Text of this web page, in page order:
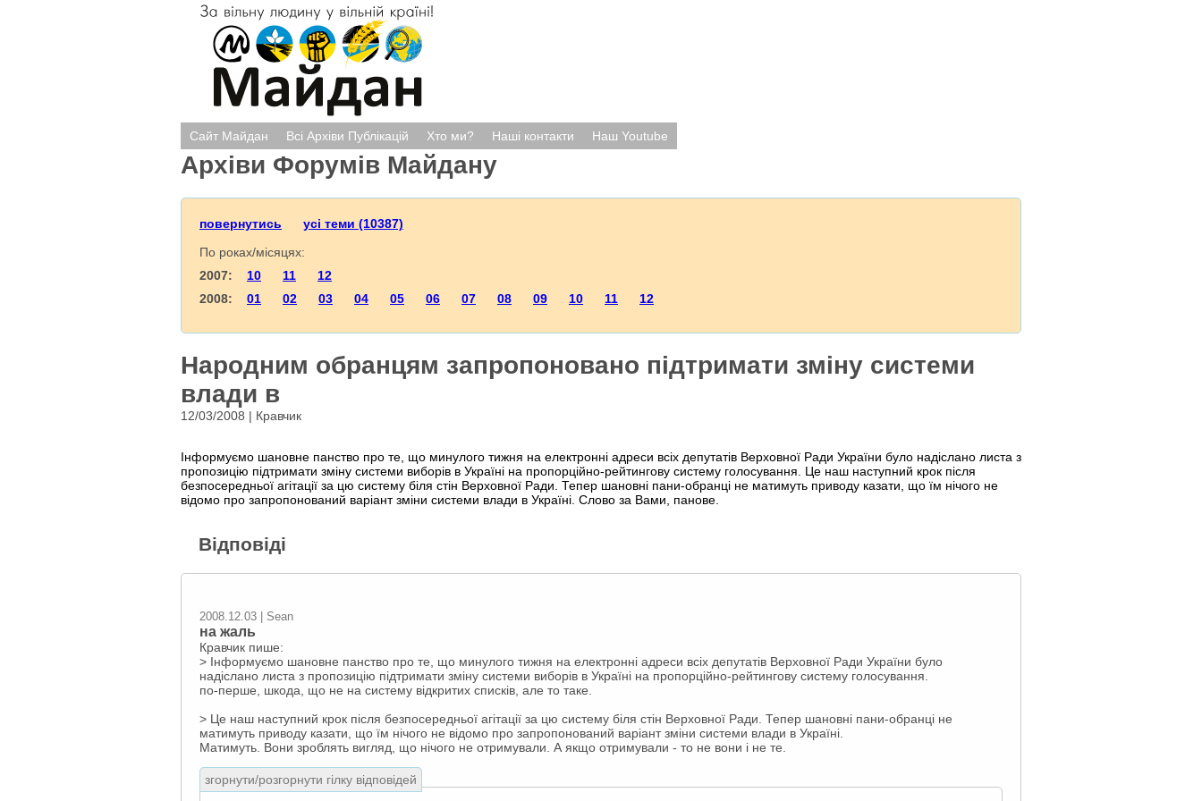
Сайт Майдан Всі Архіви Публікацій Хто ми? Наші контакти Наш Youtube
Архіви Форумів Майдану
повернутись
усі теми (10387)
По роках/місяцях:
2007: 10 11
12
2008: 01 02 03 04 05 06 07 08 09 10 11 12
Народним обранцям запропоновано підтримати зміну системи
влади в
12/03/2008 | Кравчик
Інформуємо шановне панство про те, що минулого тижня на електронні адреси всіх депутатів Верховної Ради України було надіслано листа з
пропозицію підтримати зміну системи виборів в Україні на пропорційно-рейтингову систему голосування. Це наш наступний крок після
безпосередньої агітації за цю систему біля стін Верховної Ради. Тепер шановні пани-обранці не матимуть приводу казати, що їм нічого не
відомо про запропонований варіант зміни системи влади в Україні. Слово за Вами, панове.
Відповіді
2008.12.03 | Sean
на жаль
Кравчик пише:
> Інформуємо шановне панство про те, що минулого тижня на електронні адреси всіх депутатів Верховної Ради України було
надіслано листа з пропозицію підтримати зміну системи виборів в Україні на пропорційно-рейтингову систему голосування.
по-перше, шкода, що не на систему відкритих списків, але то таке.
> Це наш наступний крок після безпосередньої агітації за цю систему біля стін Верховної Ради. Тепер шановні пани-обранці не
матимуть приводу казати, що їм нічого не відомо про запропонований варіант зміни системи влади в Україні.
Матимуть. Вони зроблять вигляд, що нічого не отримували. А якщо отримували - то не вони і не те.
згорнути/розгорнути гілку відповідей